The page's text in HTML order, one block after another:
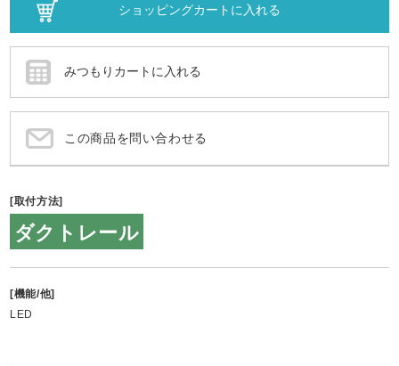
この商品を問い合わせる
[取付方法]
ダクトレール
[機能/他]
LED